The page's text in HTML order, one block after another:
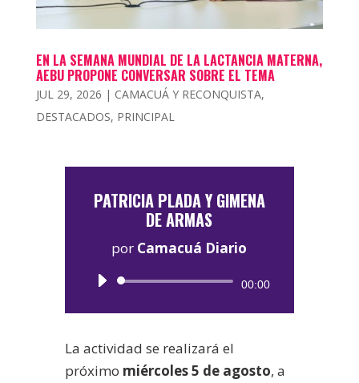
EN LA SEMANA MUNDIAL DE LA LACTANCIA MATERNA,
AEBU PROPONE CONVERSAR SOBRE EL TEMA
JUL 29, 2026 | CAMACUÁ Y RECONQUISTA,
DESTACADOS, PRINCIPAL
PATRICIA PLADA Y GIMENA
DE ARMAS
por Camacuá Diario
Reproductor
00:00
La actividad se realizará el
próximo miércoles 5 de agosto, a